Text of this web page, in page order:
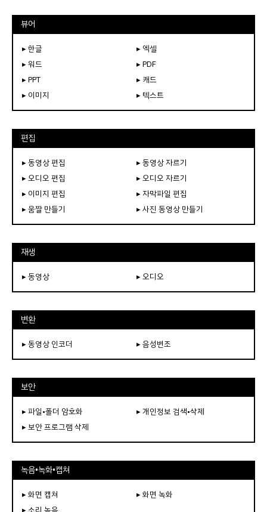
뷰어
▸ 한글
▸ 엑셀
▸ 워드
▸ PDF
▸ PPT
▸ 캐드
▸ 이미지
▸ 텍스트
편집
▸ 동영상 편집
▸ 동영상 자르기
▸ 오디오 편집
▸ 오디오 자르기
▸ 이미지 편집
▸ 자막파일 편집
▸ 움짤 만들기
▸ 사진 동영상 만들기
재생
▸ 동영상 ▸ 오디오
변환
▸ 동영상 인코더 ▸ 음성변조
보안
▸ 파일•폴더 암호화
▸ 개인정보 검색•삭제
▸ 보안 프로그램 삭제
녹음•녹화•캡쳐
▸ 화면 캡쳐
▸ 화면 녹화
▸ 소리 녹음